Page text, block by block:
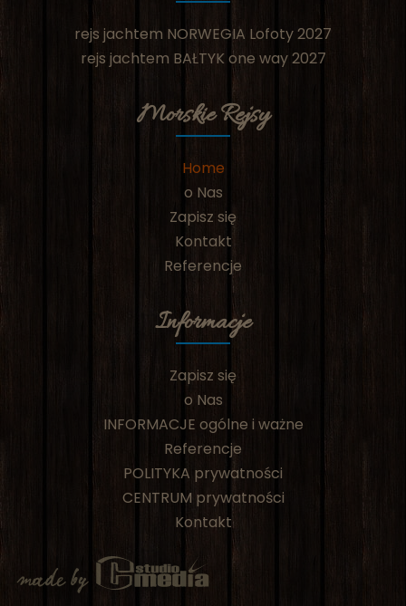
rejs jachtem NORWEGIA Lofoty 2027
rejs jachtem BAŁTYK one way 2027
Morskie Rejsy
Home
o Nas
Zapisz się
Kontakt
Referencje
Informacje
Zapisz się
o Nas
INFORMACJE ogólne i ważne
Referencje
POLITYKA prywatności
CENTRUM prywatności
Kontakt